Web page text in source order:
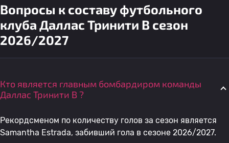
Вопросы к составу футбольного
клуба Даллас Тринити В сезон
2026/2027
Кто является главным бомбардиром команды
Даллас Тринити В ?
Рекордсменом по количеству голов за сезон является
Samantha Estrada, забивший гола в сезоне 2026/2027.